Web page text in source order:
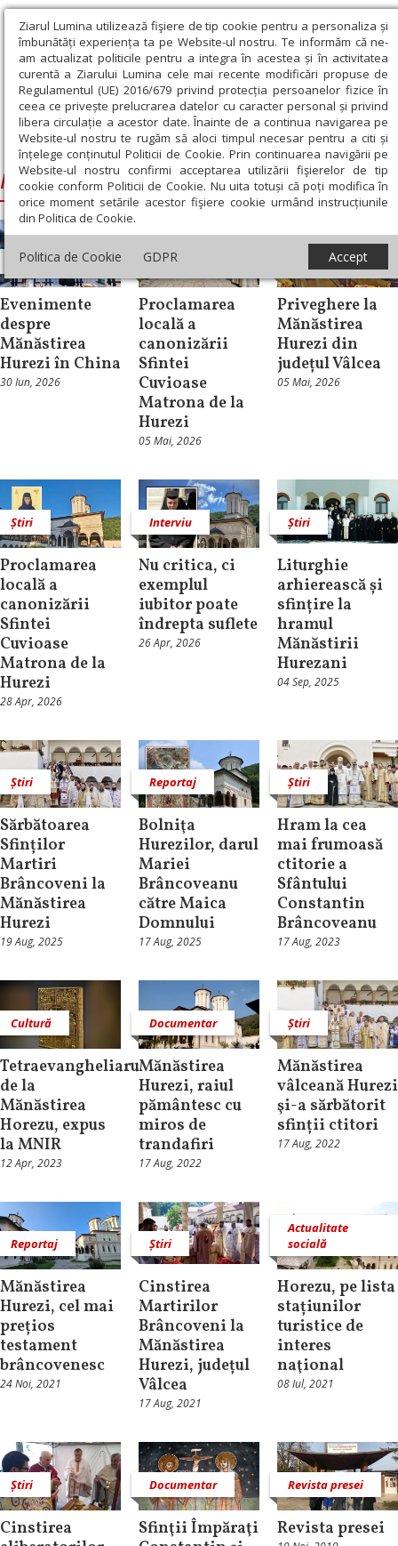
Ziarul Lumina utilizează fişiere de tip cookie pentru a personaliza și
îmbunătăți experiența ta pe Website-ul nostru. Te informăm că ne-
am actualizat politicile pentru a integra în acestea și în activitatea
curentă a Ziarului Lumina cele mai recente modificări propuse de
Regulamentul (UE) 2016/679 privind protecția persoanelor fizice în
ceea ce privește prelucrarea datelor cu caracter personal și privind
libera circulație a acestor date. Înainte de a continua navigarea pe
Website-ul nostru te rugăm să aloci timpul necesar pentru a citi și
înțelege conținutul Politicii de Cookie. Prin continuarea navigării pe
Website-ul nostru confirmi acceptarea utilizării fişierelor de tip
cookie conform Politicii de Cookie. Nu uita totuși că poți modifica în
orice moment setările acestor fişiere cookie urmând instrucțiunile
din Politica de Cookie.
Politica de Cookie GDPR Accept
Ziarul Lumina › Manastirea Hurezi
Manastirea Hurezi
Cultură
Evenimente
despre
Mănăstirea
Hurezi în China
30 Iun, 2026
Știri
Proclamarea
locală a
canonizării
Sfintei
Cuvioase
Matrona de la
Hurezi
05 Mai, 2026
Priveghere la
Mănăstirea
Hurezi din
județul Vâlcea
05 Mai, 2026
Știri
Proclamarea
locală a
canonizării
Sfintei
Cuvioase
Matrona de la
Hurezi
28 Apr, 2026
Interviu
Nu critica, ci
exemplul
iubitor poate
îndrepta suflete
26 Apr, 2026
Știri
Liturghie
arhierească și
sfințire la
hramul
Mănăstirii
Hurezani
04 Sep, 2025
Știri
Sărbătoarea
Sfinților
Martiri
Brâncoveni la
Mănăstirea
Hurezi
19 Aug, 2025
Reportaj
Bolniţa
Hurezilor, darul
Mariei
Brâncoveanu
către Maica
Domnului
17 Aug, 2025
Știri
Hram la cea
mai frumoasă
ctitorie a
Sfântului
Constantin
Brâncoveanu
17 Aug, 2023
Cultură
Tetraevangheliarul
de la
Mănăstirea
Horezu, expus
la MNIR
12 Apr, 2023
Documentar
Mănăstirea
Hurezi, raiul
pământesc cu
miros de
trandafiri
17 Aug, 2022
Știri
Mănăstirea
vâlceană Hurezi
şi-a sărbătorit
sfinții ctitori
17 Aug, 2022
Reportaj
Mănăstirea
Hurezi, cel mai
prețios
testament
brâncovenesc
24 Noi, 2021
Știri
Cinstirea
Martirilor
Brâncoveni la
Mănăstirea
Hurezi, județul
Vâlcea
17 Aug, 2021
Actualitate
socială
Horezu, pe lista
stațiunilor
turistice de
interes
naţional
08 Iul, 2021
Știri
Cinstirea
Documentar
Sfinţii Împăraţi
Revista presei
Revista presei